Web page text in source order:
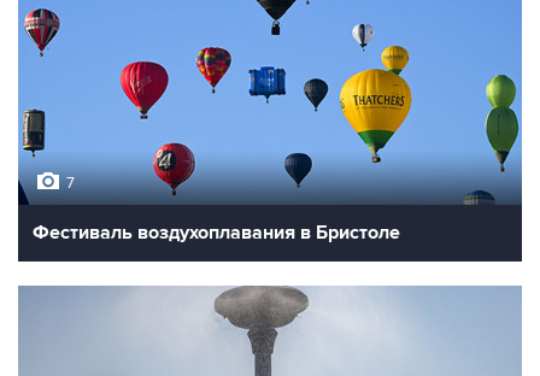
7
Фестиваль воздухоплавания в Бристоле